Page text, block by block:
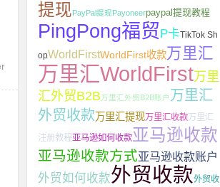
提现PayPal提现Payoneerpaypal提现教程
PingPong福贸P卡TikTok Sh
opWorldFirstWorldFirst收款万里汇
万里汇WorldFirst万里
汇外贸B2B万里汇外贸B2B账户 万里汇
外贸收款万里汇提现万里汇收款万里汇
注册教程亚马逊如何收款亚马逊收款
亚马逊收款方式亚马逊收款账户
外贸如何收款外贸收款外贸收